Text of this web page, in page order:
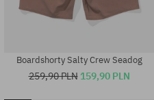
Boardshorty Salty Crew Seadog
259,90 PLN 159,90 PLN